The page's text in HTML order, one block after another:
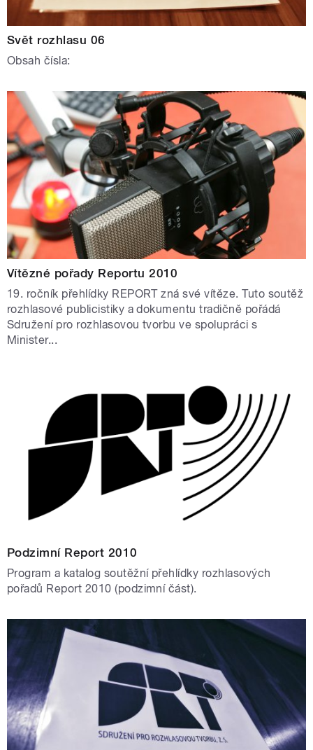
Svět rozhlasu 06
Obsah čísla:
Vítězné pořady Reportu 2010
19. ročník přehlídky REPORT zná své vítěze. Tuto soutěž
rozhlasové publicistiky a dokumentu tradičně pořádá
Sdružení pro rozhlasovou tvorbu ve spolupráci s
Minister...
Podzimní Report 2010
Program a katalog soutěžní přehlídky rozhlasových
pořadů Report 2010 (podzimní část).